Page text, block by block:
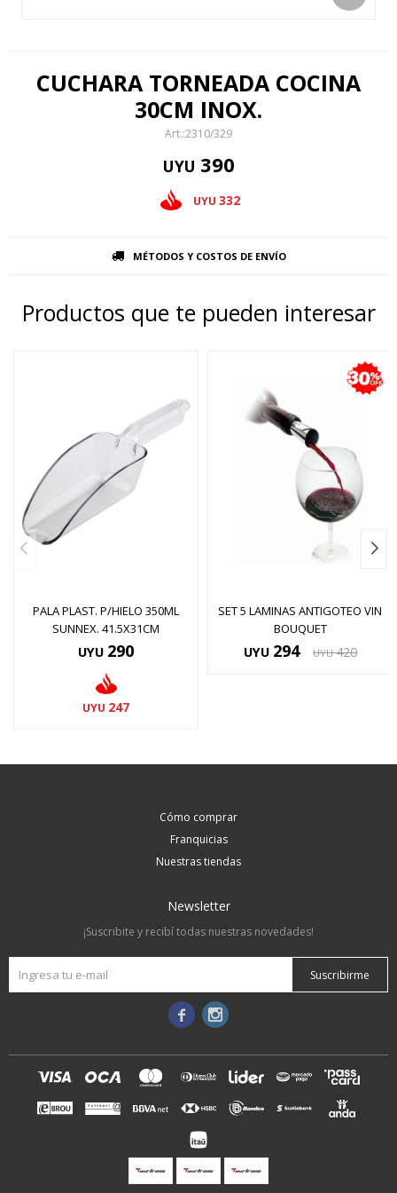
CUCHARA TORNEADA COCINA
30CM INOX.
2310/329
UYU 390
UYU 332
MÉTODOS Y COSTOS DE ENVÍO
Productos que te pueden interesar
PALA PLAST. P/HIELO 350ML
SUNNEX. 41.5X31CM
UYU 290
UYU 247
SET 5 LAMINAS ANTIGOTEO VIN
BOUQUET
UYU 294 UYU 420
Cómo comprar
Franquicias
Nuestras tiendas
Newsletter
¡Suscribite y recibí todas nuestras novedades!
Suscribirme
 